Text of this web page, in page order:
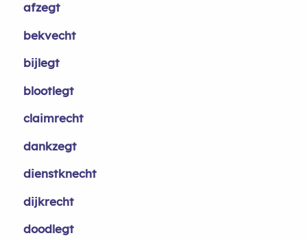
afzegt
bekvecht
bijlegt
blootlegt
claimrecht
dankzegt
dienstknecht
dijkrecht
doodlegt